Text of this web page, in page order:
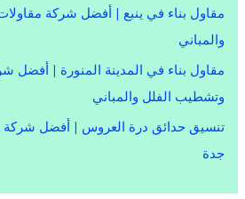
مقاول بناء في ينبع | أفضل شركة
والمباني
مقاول بناء في المدينة المنورة | أفضل
وتشطيب الفلل والمباني
تنسيق حدائق درة العروس | أفضل شركة
جدة